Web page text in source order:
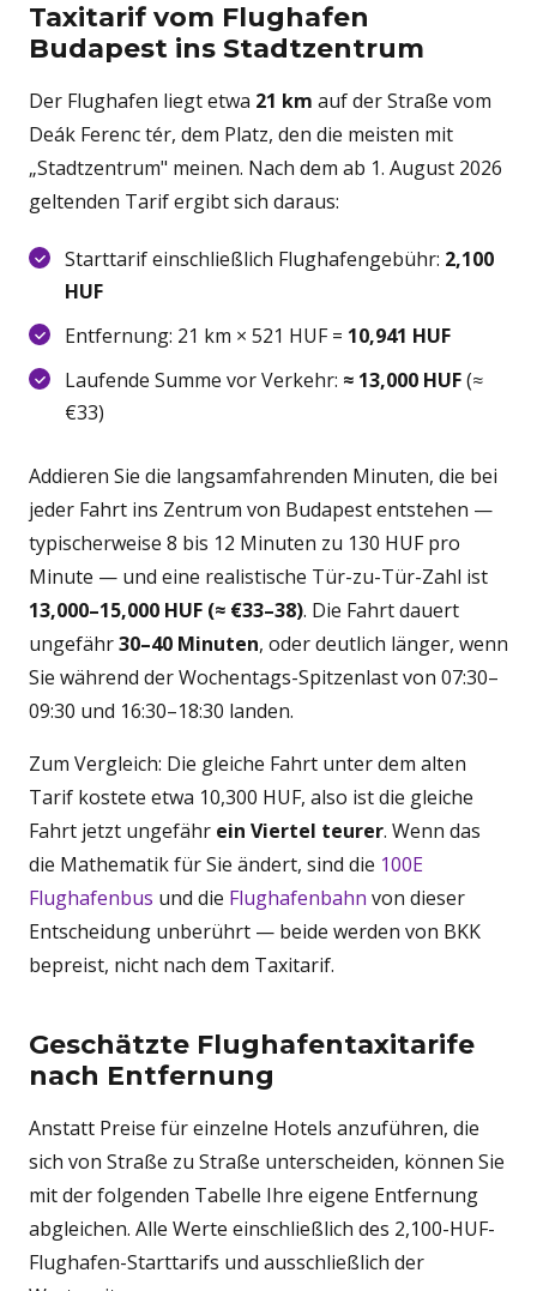
Taxitarif vom Flughafen
Budapest ins Stadtzentrum
Der Flughafen liegt etwa 21 km auf der Straße vom
Deák Ferenc tér, dem Platz, den die meisten mit
„Stadtzentrum" meinen. Nach dem ab 1. August 2026
geltenden Tarif ergibt sich daraus:
Starttarif einschließlich Flughafengebühr: 2,100
HUF
Entfernung: 21 km × 521 HUF = 10,941 HUF
Laufende Summe vor Verkehr: ≈ 13,000 HUF(≈
€33)
Addieren Sie die langsamfahrenden Minuten, die bei
jeder Fahrt ins Zentrum von Budapest entstehen —
typischerweise 8 bis 12 Minuten zu 130 HUF pro
Minute — und eine realistische Tür-zu-Tür-Zahl ist
13,000–15,000 HUF (≈ €33–38). Die Fahrt dauert
ungefähr30–40 Minuten, oder deutlich länger, wenn
Sie während der Wochentags-Spitzenlast von 07:30–
09:30 und 16:30–18:30 landen.
Zum Vergleich: Die gleiche Fahrt unter dem alten
Tarif kostete etwa 10,300 HUF, also ist die gleiche
Fahrt jetzt ungefähr ein Viertel teurer. Wenn das
die Mathematik für Sie ändert, sind die 100E
Flughafenbus und die Flughafenbahn von dieser
Entscheidung unberührt — beide werden von BKK
bepreist, nicht nach dem Taxitarif.
Geschätzte Flughafentaxitarife
nach Entfernung
Anstatt Preise für einzelne Hotels anzuführen, die
sich von Straße zu Straße unterscheiden, können Sie
mit der folgenden Tabelle Ihre eigene Entfernung
abgleichen. Alle Werte einschließlich des 2,100-HUF-
Flughafen-Starttarifs und ausschließlich der